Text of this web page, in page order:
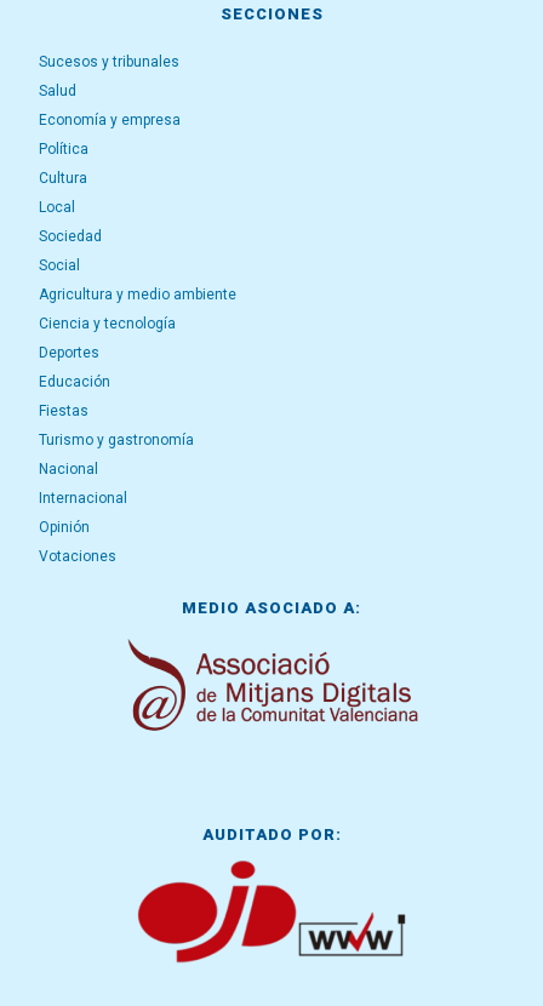
SECCIONES
Sucesos y tribunales
Salud
Economía y empresa
Política
Cultura
Local
Sociedad
Social
Agricultura y medio ambiente
Ciencia y tecnología
Deportes
Educación
Fiestas
Turismo y gastronomía
Nacional
Internacional
Opinión
Votaciones
MEDIO ASOCIADO A:
AUDITADO POR: